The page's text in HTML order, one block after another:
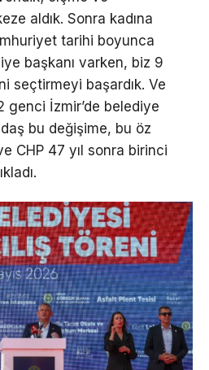
aldık. Sonra kadına
tarihi boyunca
başkanı varken, biz 9
seçtirmeyi başardık. Ve
genci İzmir’de belediye
bu değişime, bu öz
CHP 47 yıl sonra birinci